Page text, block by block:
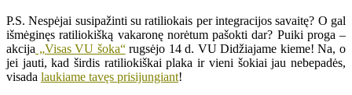
P.S. Nespėjai susipažinti su ratiliokais per integracijos savaitę? O gal
išmėginęs ratiliokišką vakaronę norėtum pašokti dar? Puiki proga –
akcija „Visas VU šoka“rugsėjo 14 d. VU Didžiajame kieme! Na, o
jei jauti, kad širdis ratiliokiškai plaka ir vieni šokiai jau nebepadės,
visada laukiame tavęs prisijungiant!